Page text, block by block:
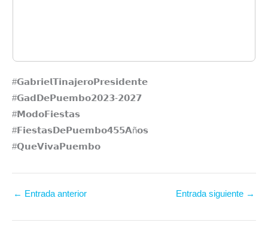
#𝗚𝗮𝗯𝗿𝗶𝗲𝗹𝗧𝗶𝗻𝗮𝗷𝗲𝗿𝗼𝗣𝗿𝗲𝘀𝗶𝗱𝗲𝗻𝘁𝗲⁣
#𝗚𝗮𝗱𝗗𝗲𝗣𝘂𝗲𝗺𝗯𝗼⁣𝟮𝟬𝟮𝟯-𝟮𝟬𝟮𝟳
#𝗠𝗼𝗱𝗼𝗙𝗶𝗲𝘀𝘁𝗮𝘀⁣
#𝗙𝗶𝗲𝘀𝘁𝗮𝘀𝗗𝗲𝗣𝘂𝗲𝗺𝗯𝗼𝟰𝟱𝟱𝗔ñ𝗼𝘀
#𝗤𝘂𝗲𝗩𝗶𝘃𝗮𝗣𝘂𝗲𝗺𝗯𝗼
← Entrada anterior Entrada siguiente →